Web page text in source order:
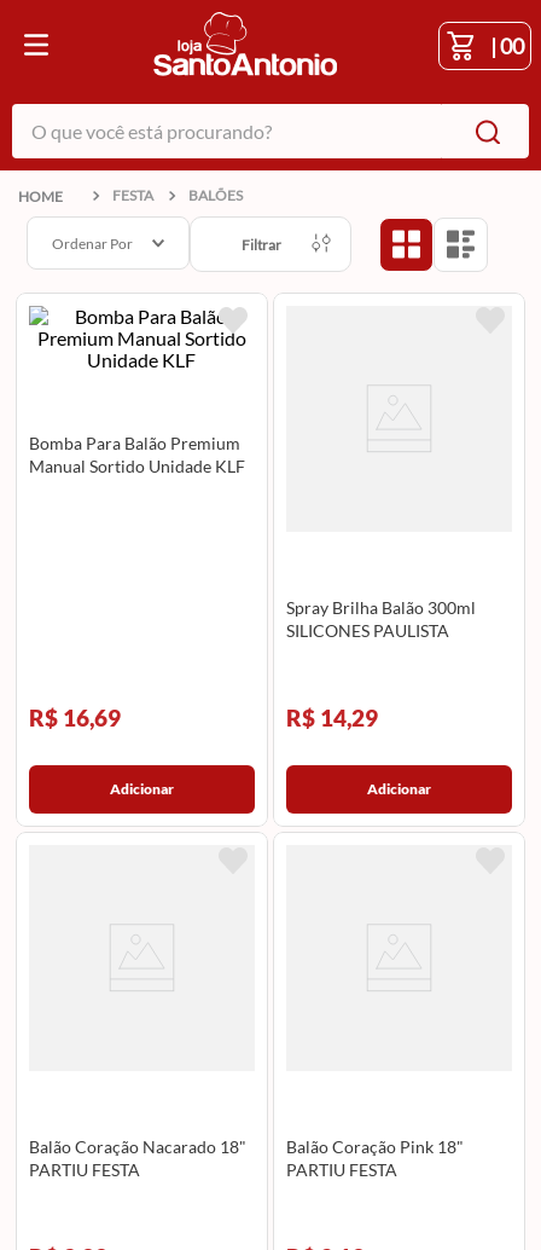
|00
O que você está procurando?
FESTA BALÕES
Ordenar Por Filtrar
Bomba Para Balão Premium
Manual Sortido Unidade KLF
R$ 16,69
Adicionar
Spray Brilha Balão 300ml
SILICONES PAULISTA
R$ 14,29
Adicionar
Balão Coração Nacarado 18"
PARTIU FESTA
Balão Coração Pink 18"
PARTIU FESTA